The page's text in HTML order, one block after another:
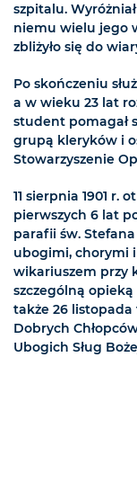
szpitalu.
niemu wielu jego
zbliżyło się do
Po skończeniu
a w wieku 23 lat
student pomagał
grupą kleryków i
Stowarzyszenie
11 sierpnia 1901 r.
pierwszych 6 lat
parafii św.
ubogimi, chorymi i
wikariuszem przy
szczególną opieką
także 26 listopada
Dobrych
Ubogich Sług